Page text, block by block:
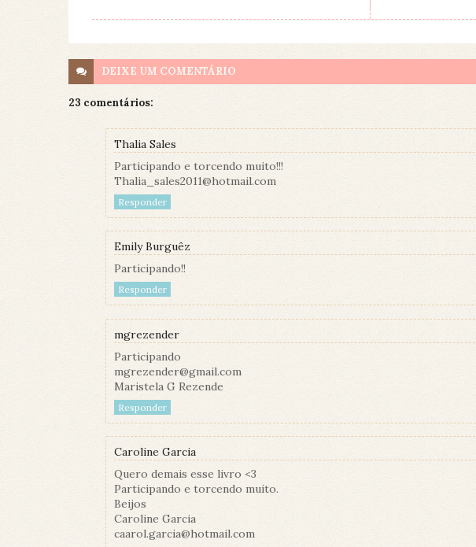
DEIXE UM COMENTÁRIO
23 comentários:
Thalia Sales
Participando e torcendo muito!!!
Thalia_sales2011@hotmail.com
Responder
Emily Burguêz
Participando!!
Responder
mgrezender
Participando
mgrezender@gmail.com
Maristela G Rezende
Responder
Caroline Garcia
Quero demais esse livro <3
Participando e torcendo muito.
Beijos
Caroline Garcia
caarol.garcia@hotmail.com